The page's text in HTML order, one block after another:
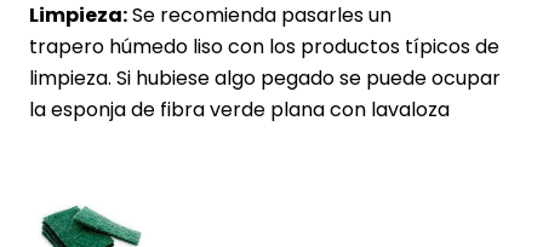
Limpieza:Se recomienda pasarles un
trapero húmedo liso con los productos típicos de
limpieza. Si hubiese algo pegado se puede ocupar
la esponja de fibra verde plana con lavaloza